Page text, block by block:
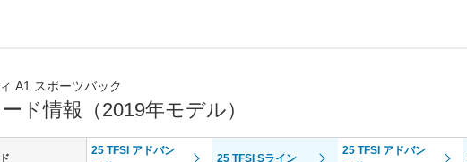
A1 スポーツバック
ド情報（2019年モデル）
25 TFSI アドバン
25 TFSI Sライン
25 TFSI アドバン